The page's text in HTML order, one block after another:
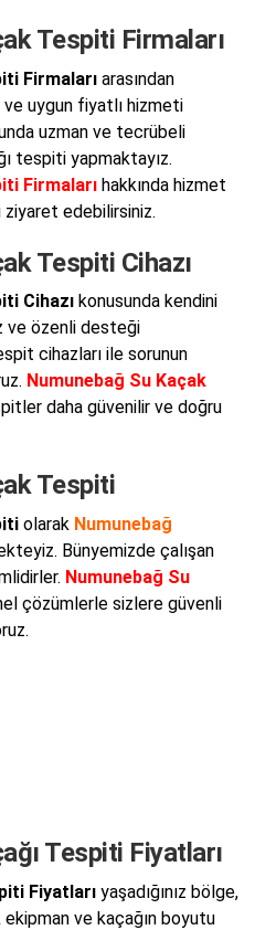
Tespiti Firmaları
Firmaları arasından
ve uygun fiyatlı hizmeti
uzman ve tecrübeli
tespiti yapmaktayız.
Firmaları hakkında hizmet
edebilirsiniz.
Tespiti Cihazı
Cihazı konusunda kendini
ve özenli desteği
cihazları ile sorunun
Numunebağ Su Kaçak
daha güvenilir ve doğru
Tespiti
olarak Numunebağ
Bünyemizde çalışan
Numunebağ Su
çözümlerle sizlere güvenli
Tespiti Fiyatları
Fiyatları yaşadığınız bölge,
ve kaçağın boyutu